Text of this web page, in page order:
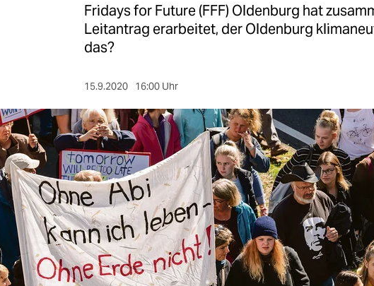
Fridays for Future (FFF) Oldenburg hat
Leitantrag erarbeitet, der Oldenburg
das?
15.9.2020 16:00 Uhr